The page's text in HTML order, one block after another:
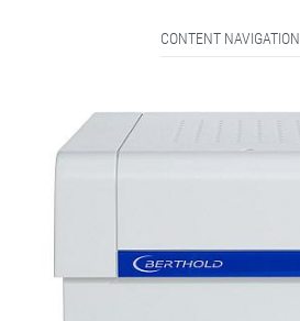
CONTENT NAVIGATION